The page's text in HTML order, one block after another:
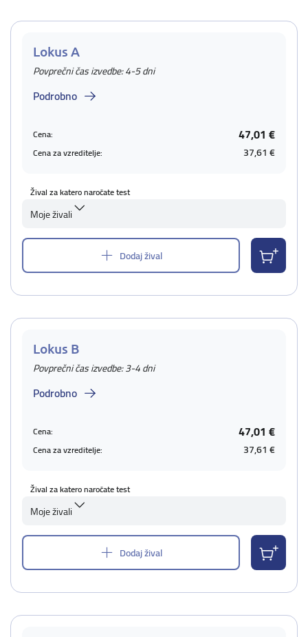
Lokus A
Povprečni čas izvedbe: 4-5 dni
Podrobno
Cena: 47,01 €
Cena za vzreditelje: 37,61 €
Žival za katero naročate test
Moje živali
Dodaj žival
Lokus B
Povprečni čas izvedbe: 3-4 dni
Podrobno
Cena: 47,01 €
Cena za vzreditelje: 37,61 €
Žival za katero naročate test
Moje živali
Dodaj žival